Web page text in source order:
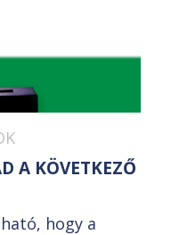
A KÖVETKEZŐ
hogy a